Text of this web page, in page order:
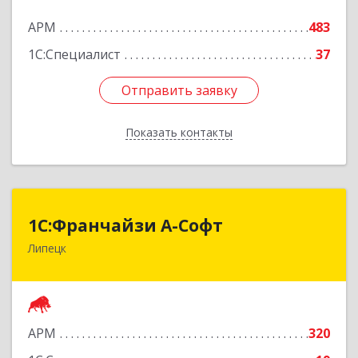
АРМ
483
1С:Специалист
37
Отправить заявку
Показать контакты
Отправить заявку
Назад
1С:Франчайзи А-Софт
Липецк
АРМ
320
1С:Франчайзи А-Софт
398059, Липецкая обл, Липецк г, Фрунзе ул,